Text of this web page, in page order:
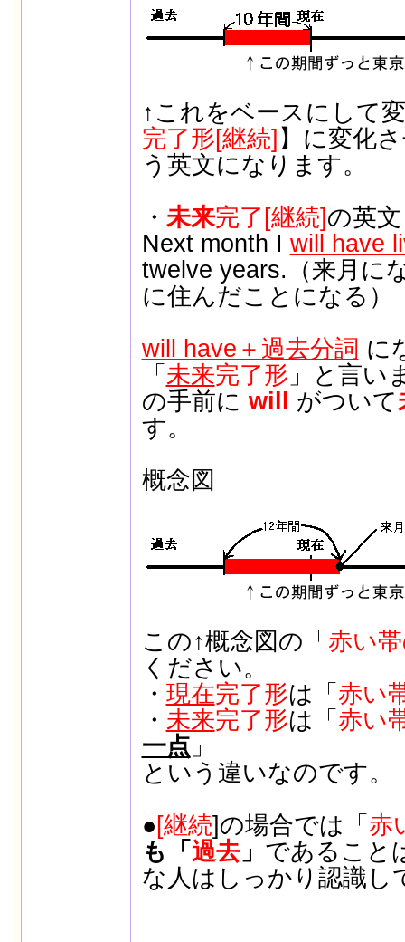
↑これをベースにして
完了形[継続] 】に変化
う英文になります。
・ 未来完了[継続]の英文
Next month I will have
twelve years.（来月に
に住んだことになる）
will have＋過去分詞 に
「 未来完了形 」と言い
の手前に will がついて
す。
概念図
この↑概念図の「 赤い
ください。
・ 現在完了形は「 赤い
・ 未来完了形は「 赤い
一点 」
という違いなのです。
● [継続]の場合では「 赤
も「 過去」 であること
な人はしっかり認識し